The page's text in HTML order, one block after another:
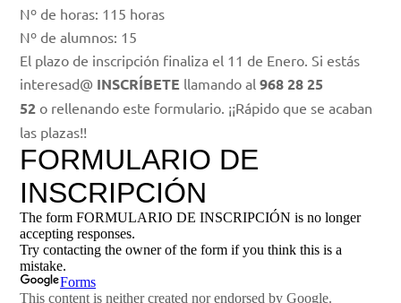
Nº de horas: 115 horas
Nº de alumnos: 15
El plazo de inscripción finaliza el 11 de Enero. Si estás
interesad@ INSCRÍBETE llamando al 968 28 25
52 o rellenando este formulario. ¡¡Rápido que se acaban
las plazas!!